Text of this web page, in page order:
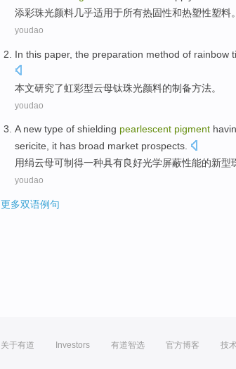
添彩珠光颜料几乎适用于所有热固性和热塑性塑料。
youdao
In this paper, the preparation method of rainbow
本文研究了虹彩型云母钛珠光颜料的制备方法。
youdao
A new type of shielding pearlescent pigment
sericite, it has broad market prospects.
用绢云母可制得一种具有良好光学屏蔽性能的新型
youdao
更多双语例句
关于有道 Investors 有道智选 官方博客 技